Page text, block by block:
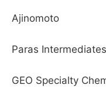
Ajinomoto
Paras Intermediates
GEO Specialty